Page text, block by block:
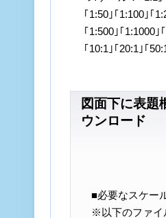
｢1:50｣｢1:100｣｢
｢1:500｣｢1:1000｣
｢10:1｣｢20:1｣｢
図面下に表題
ウンロード
■必要なスケー
※以下のファイ